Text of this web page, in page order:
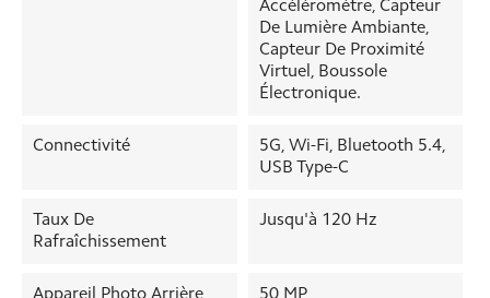
Accéléromètre, Capteur
De Lumière Ambiante,
Capteur De Proximité
Virtuel, Boussole
Électronique.
Connectivité
5G, Wi-Fi, Bluetooth 5.4,
USB Type-C
Taux De
Rafraîchissement
Jusqu'à 120 Hz